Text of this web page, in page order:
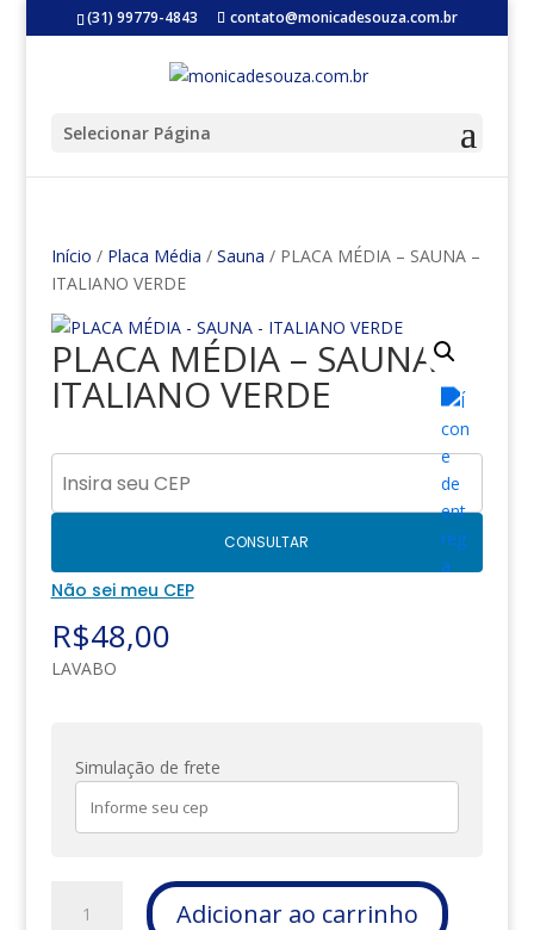
(31) 99779-4843 contato@monicadesouza.com.br
Selecionar Página
Início / Placa Média / Sauna / PLACA MÉDIA – SAUNA –
ITALIANO VERDE
PLACA MÉDIA – SAUNA –
ITALIANO VERDE
CONSULTAR
Não sei meu CEP
R$48,00
LAVABO
Simulação de frete
MÉDIA
Adicionar ao carrinho